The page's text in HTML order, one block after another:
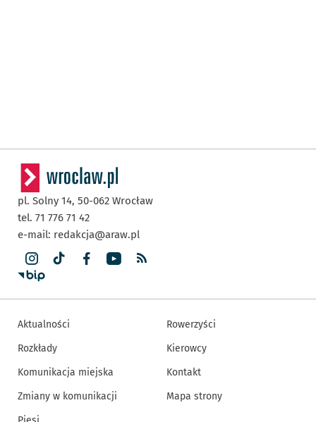
pl. Solny 14, 50-062 Wrocław
tel. 71 776 71 42
e-mail: redakcja@araw.pl
Aktualności
Rozkłady
Komunikacja miejska
Zmiany w komunikacji
Rowerzyści
Kierowcy
Kontakt
Mapa strony